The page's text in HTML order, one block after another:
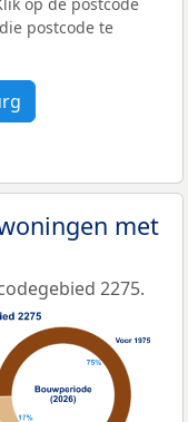
postcode te
met
2275.